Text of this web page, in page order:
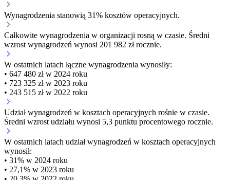
Wynagrodzenia stanowią 31% kosztów operacyjnych.
Całkowite wynagrodzenia w organizacji rosną w czasie. Średni
wzrost wynagrodzeń wynosi 201 982 zł rocznie.
W ostatnich latach łączne wynagrodzenia wynosiły:
• 647 480 zł w 2024 roku
• 723 325 zł w 2023 roku
• 243 515 zł w 2022 roku
Udział wynagrodzeń w kosztach operacyjnych rośnie w czasie.
Średni wzrost udziału wynosi 5,3 punktu procentowego rocznie.
W ostatnich latach udział wynagrodzeń w kosztach operacyjnych
wynosił:
• 31% w 2024 roku
• 27,1% w 2023 roku